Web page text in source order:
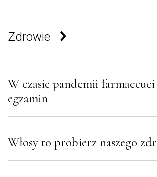
Zdrowie
W czasie pandemii
egzamin
Włosy to probierz naszego